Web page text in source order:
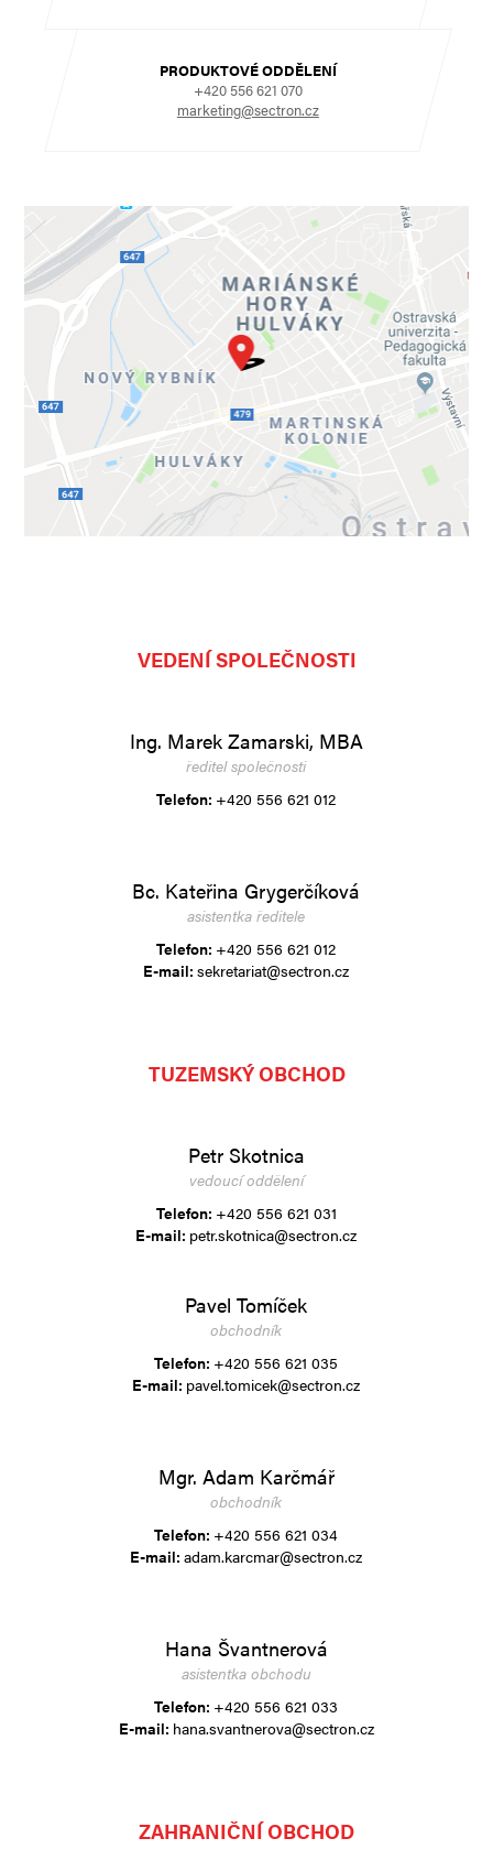
PRODUKTOVÉ ODDĚLENÍ
+420 556 621 070
marketing@sectron.cz
VEDENÍ SPOLEČNOSTI
Ing. Marek Zamarski, MBA
ředitel společnosti
Telefon: +420 556 621 012
Bc. Kateřina Grygerčíková
asistentka ředitele
Telefon: +420 556 621 012
E-mail:sekretariat@sectron.cz
TUZEMSKÝ OBCHOD
Petr Skotnica
vedoucí oddělení
Telefon: +420 556 621 031
E-mail: petr.skotnica@sectron.cz
Pavel Tomíček
obchodník
Telefon: +420 556 621 035
E-mail: pavel.tomicek@sectron.cz
Mgr. Adam Karčmář
obchodník
Telefon: +420 556 621 034
E-mail:adam.karcmar@sectron.cz
Hana Švantnerová
asistentka obchodu
Telefon: +420 556 621 033
E-mail: hana.svantnerova@sectron.cz
ZAHRANIČNÍ OBCHOD